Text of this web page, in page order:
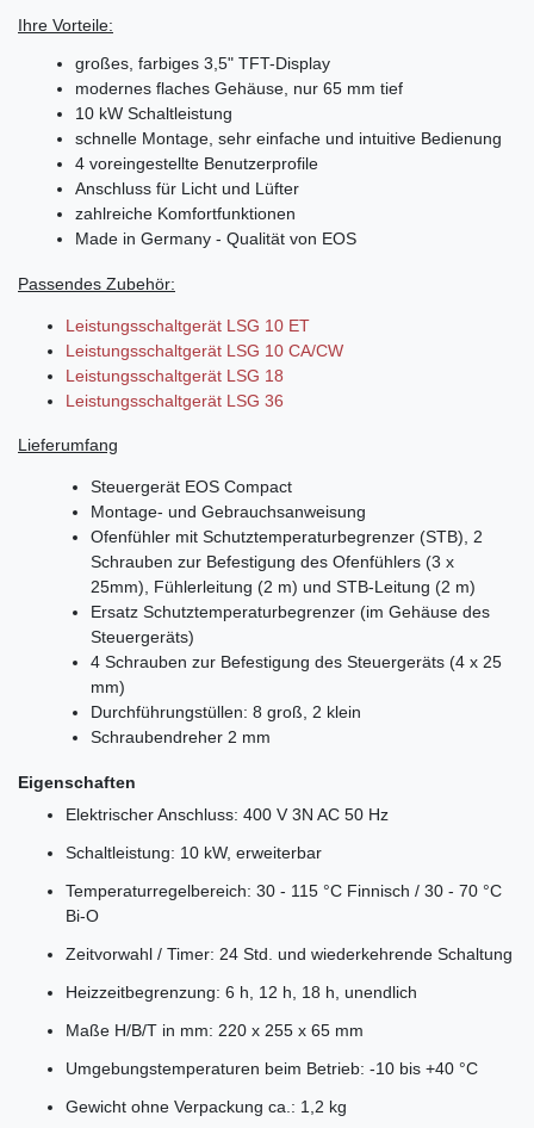
Ihre Vorteile:
großes, farbiges 3,5" TFT-Display
modernes flaches Gehäuse, nur 65 mm tief
10 kW Schaltleistung
schnelle Montage, sehr einfache und intuitive Bedienung
4 voreingestellte Benutzerprofile
Anschluss für Licht und Lüfter
zahlreiche Komfortfunktionen
Made in Germany - Qualität von EOS
Passendes Zubehör:
Leistungsschaltgerät LSG 10 ET
Leistungsschaltgerät LSG 10 CA/CW
Leistungsschaltgerät LSG 18
Leistungsschaltgerät LSG 36
Lieferumfang
Steuergerät EOS Compact
Montage- und Gebrauchsanweisung
Ofenfühler mit Schutztemperaturbegrenzer (STB), 2
Schrauben zur Befestigung des Ofenfühlers (3 x
25mm), Fühlerleitung (2 m) und STB-Leitung (2 m)
Ersatz Schutztemperaturbegrenzer (im Gehäuse des
Steuergeräts)
4 Schrauben zur Befestigung des Steuergeräts (4 x 25
mm)
Durchführungstüllen: 8 groß, 2 klein
Schraubendreher 2 mm
Eigenschaften
Elektrischer Anschluss: 400 V 3N AC 50 Hz
Schaltleistung: 10 kW, erweiterbar
Temperaturregelbereich: 30 - 115 °C Finnisch / 30 - 70 °C
Bi-O
Zeitvorwahl / Timer: 24 Std. und wiederkehrende Schaltung
Heizzeitbegrenzung: 6 h, 12 h, 18 h, unendlich
Maße H/B/T in mm: 220 x 255 x 65 mm
Umgebungstemperaturen beim Betrieb: -10 bis +40 °C
Gewicht ohne Verpackung ca.: 1,2 kg